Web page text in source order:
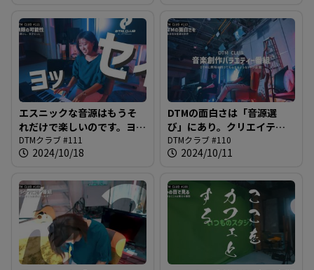
エスニックな音源はもうそ
れだけで楽しいのです。ヨッ
セィ！＠DTMクラブ #111
DTMクラブ #111
2024/10/18
DTMの面白さは「音源選
び」にあり。クリエイティ
ブな世界へようこそ！＠
DTMクラブ #110
DTMクラブ #110
2024/10/11